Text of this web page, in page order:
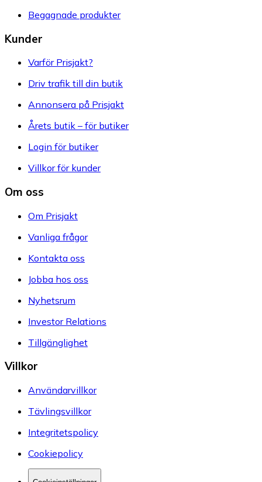
Begagnade produkter
Kunder
Varför Prisjakt?
Driv trafik till din butik
Annonsera på Prisjakt
Årets butik – för butiker
Login för butiker
Villkor för kunder
Om oss
Om Prisjakt
Vanliga frågor
Kontakta oss
Jobba hos oss
Nyhetsrum
Investor Relations
Tillgänglighet
Villkor
Användarvillkor
Tävlingsvillkor
Integritetspolicy
Cookiepolicy